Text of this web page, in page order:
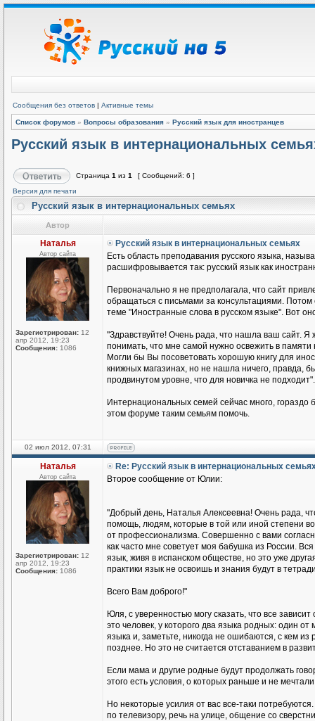
Сообщения без ответов | Активные темы
Список форумов » Вопросы образования » Русский язык для иностранцев
Русский язык в интернациональных
Страница 1 из 1
[ Сообщений: 6 ]
Версия для печати
Русский язык в интернациональных семьях
Автор
Наталья
Автор сайта
Зарегистрирован: 12
апр 2012, 19:23
Сообщения: 1086
Русский язык в интернациональных семьях
Есть область преподавания русского языка,
расшифровывается так: русский язык как
Первоначально я не предполагала, что сайт
обращаться с письмами за консультациями.
теме "Иностранные слова в русском языке". Вот
"Здравствуйте! Очень рада, что нашла ваш сайт. Я
понимать, что мне самой нужно освежить в памяти
Могли бы Вы посоветовать хорошую книгу для
книжных магазинах, но не нашла ничего, правда,
продвинутом уровне, что для новичка не подходит".
Интернациональных семей сейчас много,
этом форуме таким семьям помочь.
02 июл 2012, 07:31
Наталья
Автор сайта
Зарегистрирован: 12
апр 2012, 19:23
Сообщения: 1086
Re: Русский язык в интернациональных
Второе сообщение от Юлии:
"Добрый день, Наталья Алексеевна! Очень рада,
помощь, людям, которые в той или иной степени
от профессионализма. Совершенно с вами
как часто мне советует моя бабушка из России.
язык, живя в испанском обществе, но это уже
практики язык не освоишь и знания будут в
Всего Вам доброго!"
Юля, с уверенностью могу сказать, что все
это человек, у которого два языка родных: один
языка и, заметьте, никогда не ошибаются, с кем из
позднее. Но это не считается отставанием в
Если мама и другие родные будут продолжать
этого есть условия, о которых раньше и не
Но некоторые усилия от вас все-таки
по телевизору, речь на улице, общение со